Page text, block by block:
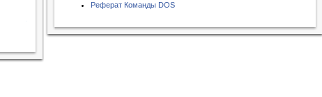
Реферат Команды DOS